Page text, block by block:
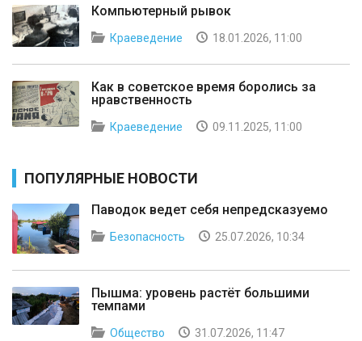
Компьютерный рывок
Краеведение 18.01.2026, 11:00
Как в советское время боролись за
нравственность
Краеведение 09.11.2025, 11:00
ПОПУЛЯРНЫЕ НОВОСТИ
Паводок ведет себя непредсказуемо
Безопасность 25.07.2026, 10:34
Пышма: уровень растёт большими
темпами
Общество 31.07.2026, 11:47